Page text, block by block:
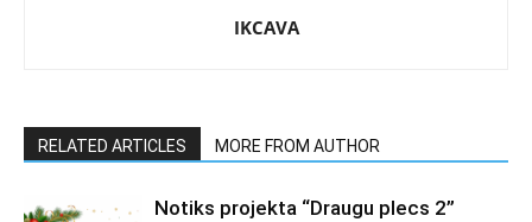
IKCAVA
RELATED ARTICLES MORE FROM AUTHOR
Notiks projekta “Draugu plecs 2”